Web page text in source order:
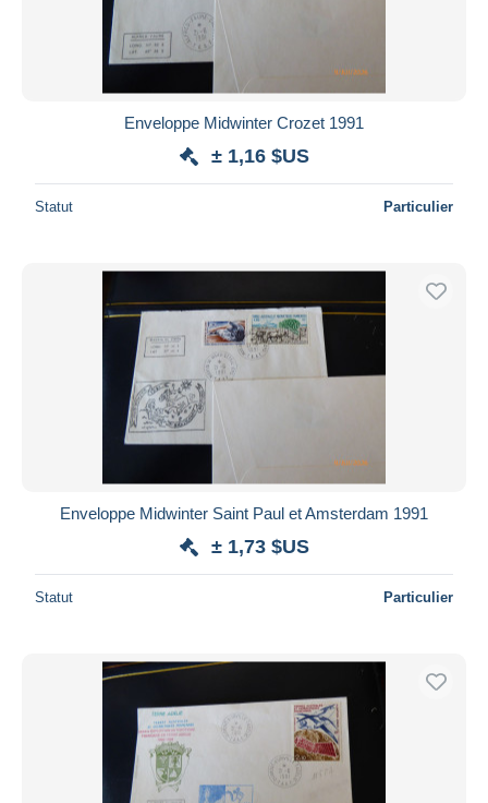
Enveloppe Midwinter Crozet 1991
± 1,16 $US
Statut Particulier
Enveloppe Midwinter Saint Paul et Amsterdam 1991
± 1,73 $US
Statut Particulier